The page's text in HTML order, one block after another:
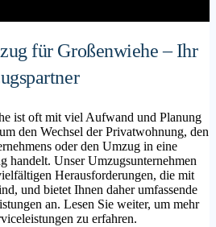
für Großenwiehe – Ihr
ist oft mit viel Aufwand und Planung
den Wechsel der Privatwohnung, den
oder den Umzug in eine
handelt. Unser Umzugsunternehmen
Herausforderungen, die mit
und bietet Ihnen daher umfassende
an. Lesen Sie weiter, um mehr
zu erfahren.